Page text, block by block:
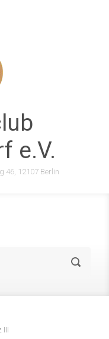
e.V.
46, 12107 Berlin
III